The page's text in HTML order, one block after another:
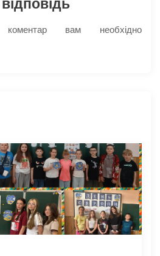
вам необхідно